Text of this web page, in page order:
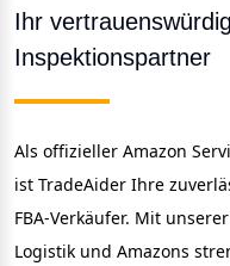
Ihr
Inspektionspartner
Als offizieller Amazon
ist TradeAider Ihre
FBA-Verkäufer. Mit
Logistik und Amazons